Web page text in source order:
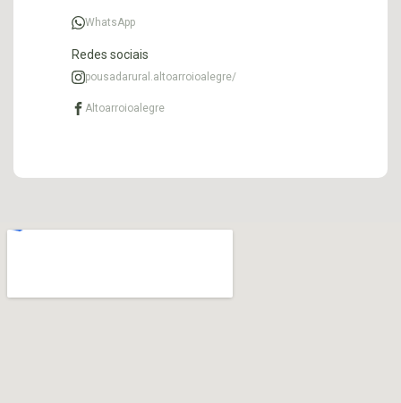
WhatsApp
Redes sociais
pousadarural.altoarroioalegre/
Altoarroioalegre